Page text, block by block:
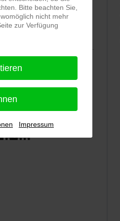
(Stand 02.01.2026)
abgeben
Bitte beachten Sie,
nicht mehr
zur Verfügung
Impressum